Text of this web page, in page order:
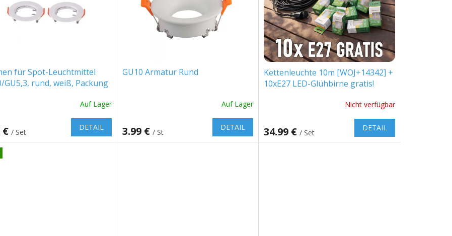
für Spot-Leuchtmittel
GU5,3, rund, weiß, Packung
Auf Lager
€ / Set
DETAIL
GU10 Armatur Rund
Auf Lager
3.99 € / St
DETAIL
Kettenleuchte 10m [WOJ+14342] +
10xE27 LED-Glühbirne gratis!
Nicht verfügbar
34.99 € / Set
DETAIL